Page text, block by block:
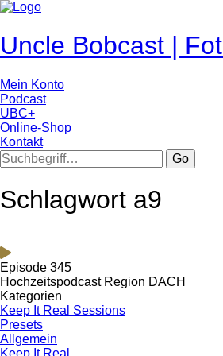
Uncle Bobcast |
Mein Konto
Podcast
UBC+
Online-Shop
Kontakt
Go
Schlagwort a9
Episode 345
Hochzeitspodcast Region DACH
Kategorien
Keep It Real Sessions
Presets
Allgemein
Keep It Real